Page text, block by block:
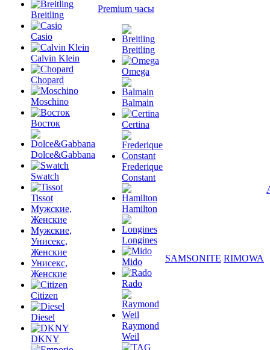
Breitling
Casio
Calvin Klein
Chopard
Moschino
Восток
Dolce&Gabbana
Swatch
Tissot
Мужские,
Женские
Мужские,
Унисекс,
Женские
Унисекс,
Женские
Citizen
Diesel
DKNY
Premium часы
Breitling
Omega
Balmain
Certina
Frederique
Constant
Hamilton
Longines
Mido
Rado
Raymond
Weil
SAMSONITE RIMOWA